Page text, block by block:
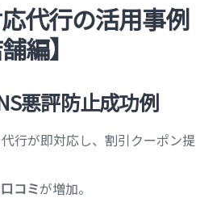
代行の活用事例
編】
悪評防止成功例
行が即対応し、割引クーポン提
口コミが増加。